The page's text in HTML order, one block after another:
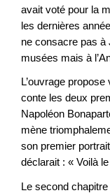
avait voté pour la
les dernières
ne consacre pas à
musées mais à
L’ouvrage
conte les deux
Napoléon
mène
son premier
déclarait : « Voilà
Le second